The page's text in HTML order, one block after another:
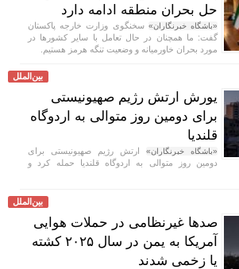
حل بحران منطقه ادامه دارد
«باشگاه خبرنگاران» سخنگوی وزارت خارجه پاکستان
گفت: ما همچنان در حال تعامل با سایر کشور‌ها در
مورد بحران خاورمیانه و وضعیت تنگه هرمز هستیم.
بین‌الملل
یورش ارتش رژیم صهیونیستی
برای دومین روز متوالی به اردوگاه
قلندیا
«باشگاه خبرنگاران» ارتش رژیم صهیونیستی برای
دومین روز متوالی به اردوگاه قلندیا حمله کرد و
بین‌الملل
صد‌ها غیرنظامی در حملات هوایی
آمریکا به یمن در سال ۲۰۲۵ کشته
یا زخمی شدند